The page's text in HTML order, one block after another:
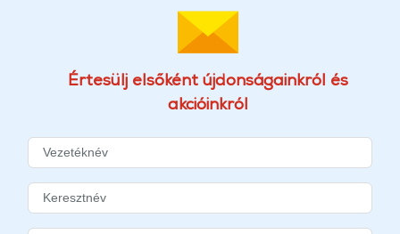
Értesülj elsőként újdonságainkról és
akcióinkról